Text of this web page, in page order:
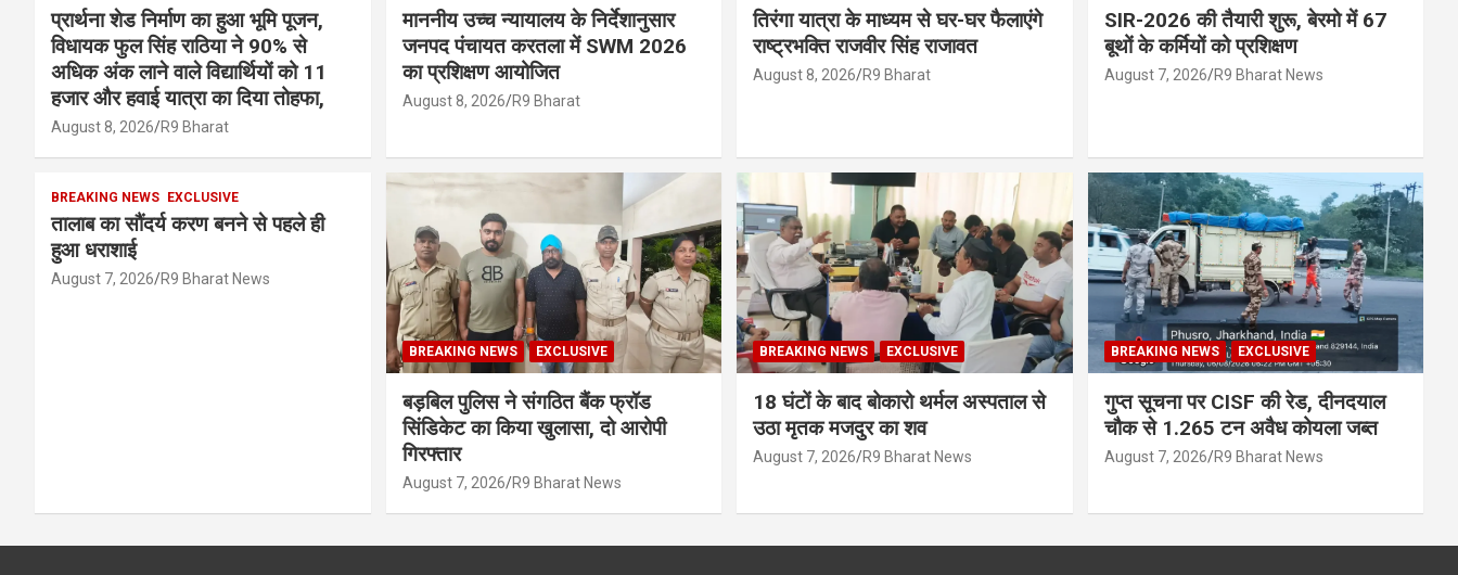
प्रार्थना शेड निर्माण का हुआ भूमि पूजन,
विधायक फुल सिंह राठिया ने 90% से
अधिक अंक लाने वाले विद्यार्थियों को 11
हजार और हवाई यात्रा का दिया तोहफा,
August 8, 2026 R9 Bharat
माननीय उच्च न्यायालय के निर्देशानुसार
जनपद पंचायत करतला में SWM 2026
का प्रशिक्षण आयोजित
August 8, 2026 R9 Bharat
तिरंगा यात्रा के माध्यम से घर-घर फैलाएंगे
राष्ट्रभक्ति राजवीर सिंह राजावत
August 8, 2026 R9 Bharat
SIR-2026 की तैयारी शुरू, बेरमो में 67
बूथों के कर्मियों को प्रशिक्षण
August 7, 2026 R9 Bharat News
BREAKING NEWS EXCLUSIVE
तालाब का सौंदर्य करण बनने से पहले ही
हुआ धराशाई
August 7, 2026 R9 Bharat News
BREAKING NEWS EXCLUSIVE
बड़बिल पुलिस ने संगठित बैंक फ्रॉड
सिंडिकेट का किया खुलासा, दो आरोपी
गिरफ्तार
August 7, 2026 R9 Bharat News
BREAKING NEWS EXCLUSIVE
18 घंटों के बाद बोकारो थर्मल अस्पताल से
उठा मृतक मजदुर का शव
August 7, 2026 R9 Bharat News
BREAKING NEWS EXCLUSIVE
गुप्त सूचना पर CISF की रेड, दीनदयाल
चौक से 1.265 टन अवैध कोयला जब्त
August 7, 2026 R9 Bharat News